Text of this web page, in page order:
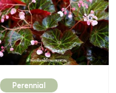
Perennial